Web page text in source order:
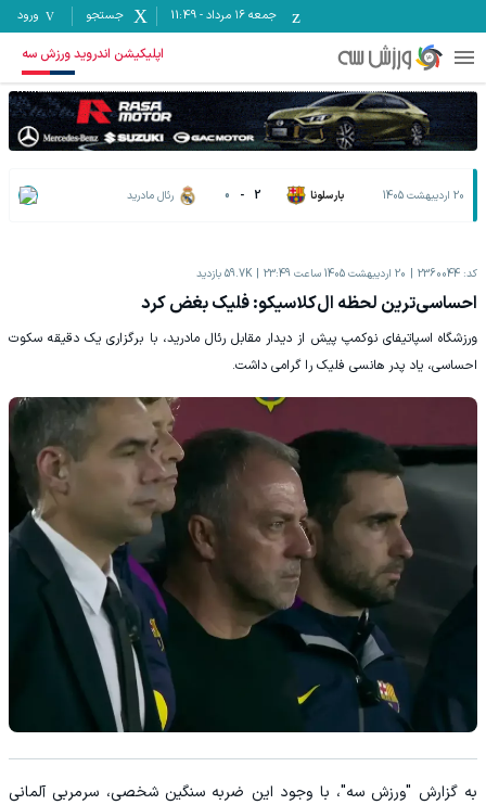
جمعه ۱۶ مرداد -
11:49 جستجو ورود
اپلیکیشن اندروید ورزش سه
20 اردیبهشت 1405 بارسلونا 2
-
0 رئال مادرید
کد: 2360044 20 اردیبهشت 1405 ساعت 23:49 59.7K بازدید
احساسی‌ترین لحظه ال‌کلاسیکو: فلیک بغض کرد
ورزشگاه اسپاتیفای نوکمپ پیش از دیدار مقابل رئال مادرید، با برگزاری یک دقیقه سکوت
احساسی، یاد پدر هانسی فلیک را گرامی داشت.
به گزارش "ورزش سه"، با وجود این ضربه سنگین شخصی، سرمربی آلمانی